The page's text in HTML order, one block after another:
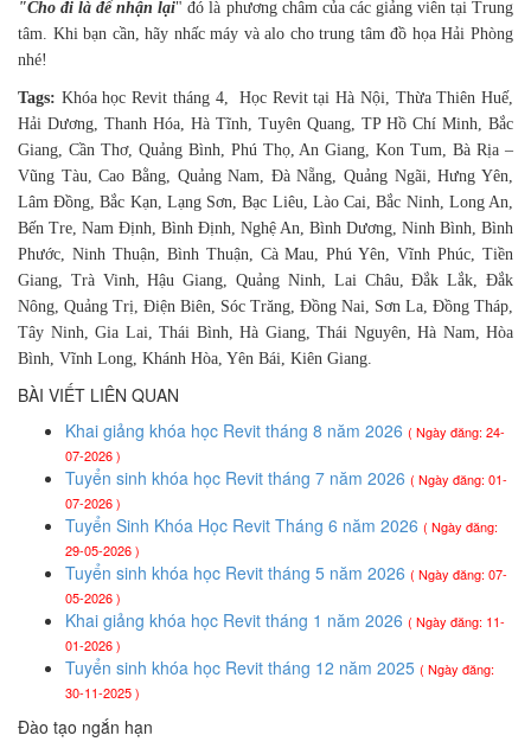
"Cho đi là để nhận lại" đó là phương châm của các giảng viên tại Trung
tâm. Khi bạn cần, hãy nhấc máy và alo cho trung tâm đồ họa Hải Phòng
nhé!
Tags: Khóa học Revit tháng 4, Học Revit tại Hà Nội, Thừa Thiên Huế,
Hải Dương, Thanh Hóa, Hà Tĩnh, Tuyên Quang, TP Hồ Chí Minh, Bắc
Giang, Cần Thơ, Quảng Bình, Phú Thọ, An Giang, Kon Tum, Bà Rịa –
Vũng Tàu, Cao Bằng, Quảng Nam, Đà Nẵng, Quảng Ngãi, Hưng Yên,
Lâm Đồng, Bắc Kạn, Lạng Sơn, Bạc Liêu, Lào Cai, Bắc Ninh, Long An,
Bến Tre, Nam Định, Bình Định, Nghệ An, Bình Dương, Ninh Bình, Bình
Phước, Ninh Thuận, Bình Thuận, Cà Mau, Phú Yên, Vĩnh Phúc, Tiền
Giang, Trà Vinh, Hậu Giang, Quảng Ninh, Lai Châu, Đắk Lắk, Đắk
Nông, Quảng Trị, Điện Biên, Sóc Trăng, Đồng Nai, Sơn La, Đồng Tháp,
Tây Ninh, Gia Lai, Thái Bình, Hà Giang, Thái Nguyên, Hà Nam, Hòa
Bình, Vĩnh Long, Khánh Hòa, Yên Bái, Kiên Giang.
BÀI VIẾT LIÊN QUAN
Khai giảng khóa học Revit tháng 8 năm 2026 ( Ngày đăng: 24-
07-2026 )
Tuyển sinh khóa học Revit tháng 7 năm 2026 ( Ngày đăng: 01-
07-2026 )
Tuyển Sinh Khóa Học Revit Tháng 6 năm 2026 ( Ngày đăng:
29-05-2026 )
Tuyển sinh khóa học Revit tháng 5 năm 2026 ( Ngày đăng: 07-
05-2026 )
Khai giảng khóa học Revit tháng 1 năm 2026 ( Ngày đăng: 11-
01-2026 )
Tuyển sinh khóa học Revit tháng 12 năm 2025 ( Ngày đăng:
30-11-2025 )
Đào tạo ngắn hạn